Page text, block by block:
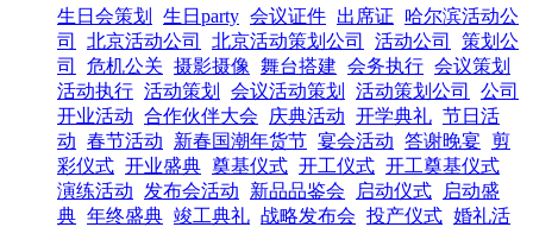
生日会策划 生日party 会议证件 出席证
哈尔滨活动公
司
北京活动公司 北京活动策划公司 活动公司
策划公
司
危机公关 摄影摄像 舞台搭建 会务执行 会议策划
活动执行 活动策划 会议活动策划 活动策划公司
公司
开业活动 合作伙伴大会 庆典活动 开学典礼 节日活
动 春节活动 新春国潮年货节 宴会活动 答谢晚宴 剪
彩仪式 开业盛典 奠基仪式 开工仪式 开工奠基仪式
演练活动
发布会活动 新品品鉴会 启动仪式
启动盛
典 年终盛典 竣工典礼 战略发布会 投产仪式 婚礼活